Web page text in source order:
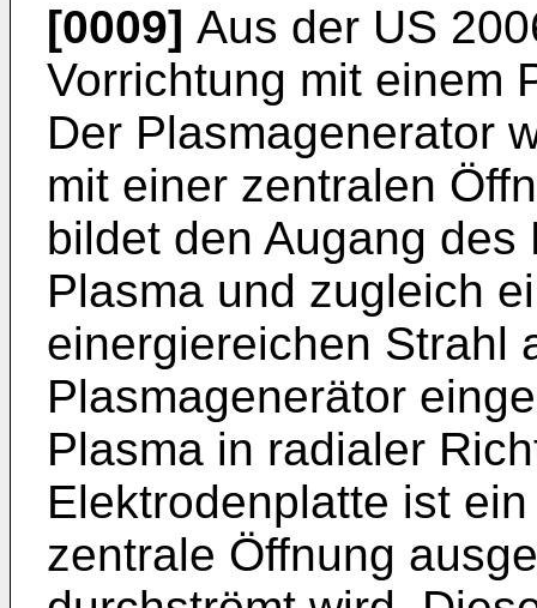
[0009] Aus der US
Vorrichtung mit einem
Der Plasmagenerator
mit einer zentralen
bildet den Augang
Plasma und zugleich
einergiereichen Strahl
Plasmagenerätor
Plasma in radialer
Elektrodenplatte ist
zentrale Öffnung